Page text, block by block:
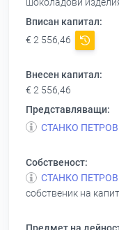
шоколадови
Вписан капитал:
€ 2 556,46
Внесен капитал:
€ 2 556,46
Представляващи:
СТАНКО
Собственост:
СТАНКО
собственик на